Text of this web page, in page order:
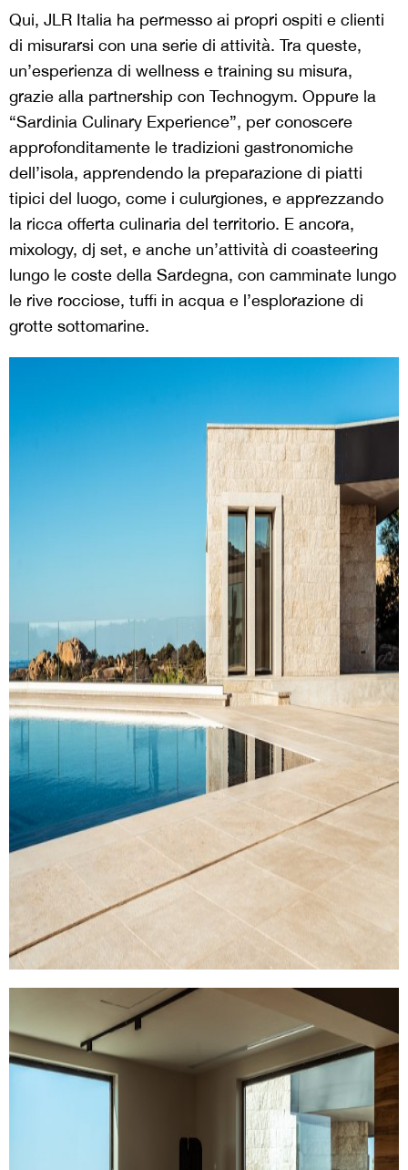
Qui, JLR Italia ha permesso ai propri ospiti e clienti
di misurarsi con una serie di attività. Tra queste,
un’esperienza di wellness e training su misura,
grazie alla partnership con Technogym. Oppure la
“Sardinia Culinary Experience”, per conoscere
approfonditamente le tradizioni gastronomiche
dell’isola, apprendendo la preparazione di piatti
tipici del luogo, come i culurgiones, e apprezzando
la ricca offerta culinaria del territorio. E ancora,
mixology, dj set, e anche un’attività di coasteering
lungo le coste della Sardegna, con camminate lungo
le rive rocciose, tuffi in acqua e l’esplorazione di
grotte sottomarine.